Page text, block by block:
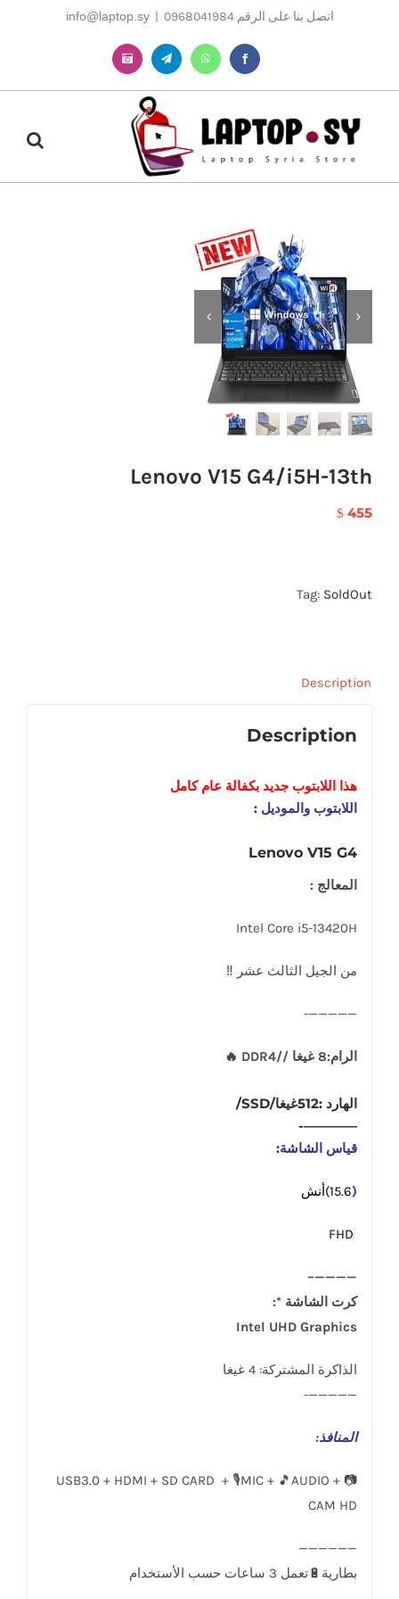
اتصل بنا على الرقم 0968041984 |
info@laptop.sy
Facebook
WhatsApp
Telegram
Instagram
Lenovo V15 G4/i5H-13th
$ 455
Tag: SoldOut
Description
Description
هذا اللابتوب جديد بكفالة عام كامل
اللابتوب والموديل :
Lenovo V15 G4
المعالج :
Intel Core i5-13420H
من الجيل الثالث عشر ‼
—————-
الرام:8 غيغا //DDR4 🔥
الهارد :512غيغا/SSD/
————-
قياس الشاشة:
(15.6)أنش
————–
كرت الشاشة *:
Intel UHD Graphics
الذاكرة المشتركة: 4 غيغا
—————-
المنافذ:
USB3.0 + HDMI + SD CARD + 🎙️MIC + 🎵AUDIO + 📷
CAM HD